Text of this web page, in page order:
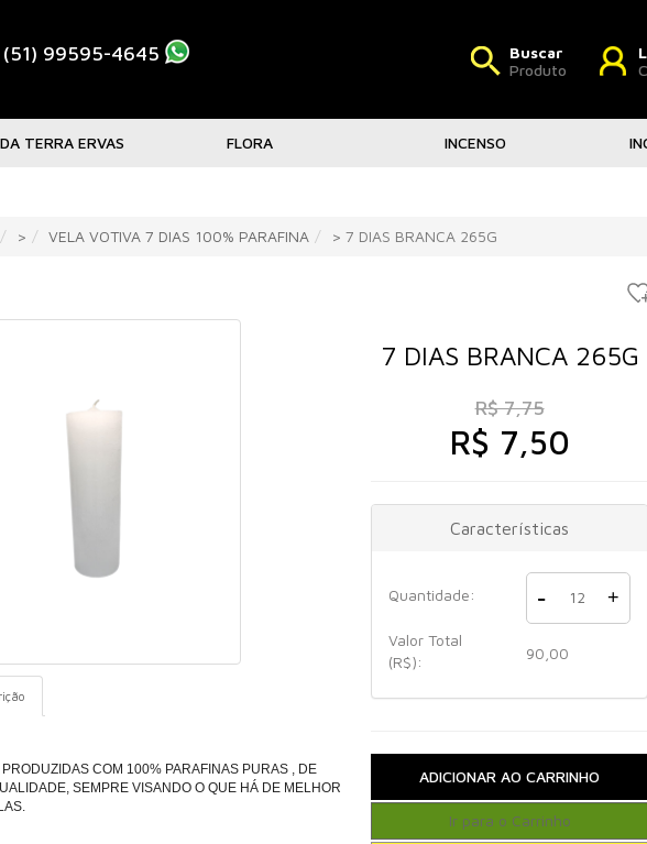
(51) 99595-4645
Buscar
Produto
TERRA ERVAS FLORA INCENSO
> VELA VOTIVA 7 DIAS 100% PARAFINA > 7 DIAS BRANCA 265G
COM 100% PARAFINAS PURAS , DE
SEMPRE VISANDO O QUE HÁ DE MELHOR
7 DIAS BRANCA 265G
R$ 7,75
R$ 7,50
Características
Quantidade: - +
Valor Total
(R$):
90,00